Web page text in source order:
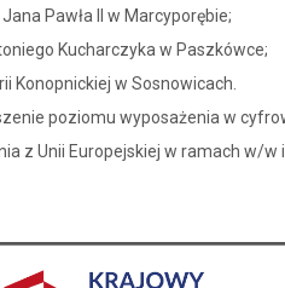
Pawła II w Marcyporębie;
Kucharczyka w Paszkówce;
Konopnickiej w Sosnowicach.
poziomu wyposażenia w
z Unii Europejskiej w ramach w/w